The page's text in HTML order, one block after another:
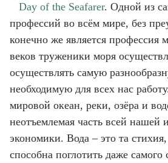
Day of the Seafarer. Одной из
профессий во всём мире, без
конечно же является профессия
веков труженики моря
осуществлять самую
необходимую для всех нас
мировой океан, реки, озёра и
неотъемлемая часть всей нашей
экономики. Вода – это та
способна поглотить даже самого